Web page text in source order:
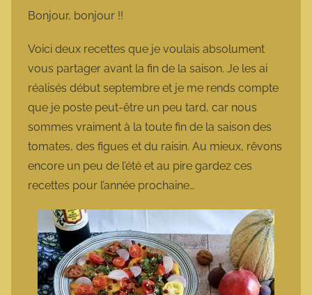
m
o
t
t
e
Bonjour, bonjour !!
Voici deux recettes que je voulais absolument
vous partager avant la fin de la saison. Je les ai
réalisés début septembre et je me rends compte
que je poste peut-être un peu tard, car nous
sommes vraiment à la toute fin de la saison des
tomates, des figues et du raisin. Au mieux, rêvons
encore un peu de l’été et au pire gardez ces
recettes pour l’année prochaine…